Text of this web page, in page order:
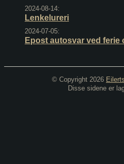
2024-08-14:
Lenkelureri
2024-07-05:
Epost autosvar ved ferie
© Copyright 2026
Disse sidene er